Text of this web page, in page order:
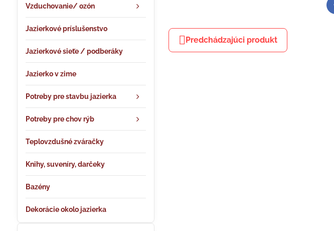
Predchádzajúci produkt
Vzduchovanie/ ozón
Jazierkové príslušenstvo
Jazierkové sieťe / podberáky
Jazierko v zime
Potreby pre stavbu jazierka
Potreby pre chov rýb
Teplovzdušné zváračky
Knihy, suveníry, darčeky
Bazény
Dekorácie okolo jazierka